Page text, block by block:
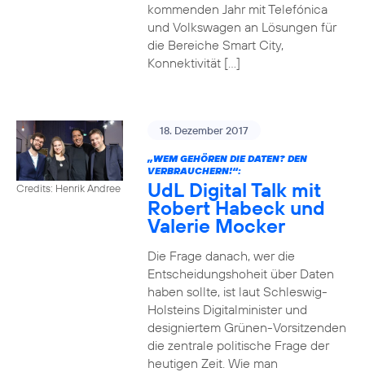
kommenden Jahr mit Telefónica
und Volkswagen an Lösungen für
die Bereiche Smart City,
Konnektivität […]
Credits: Henrik Andree
18. Dezember 2017
„WEM GEHÖREN DIE DATEN? DEN
VERBRAUCHERN!“:
UdL Digital Talk mit
Robert Habeck und
Valerie Mocker
Die Frage danach, wer die
Entscheidungshoheit über Daten
haben sollte, ist laut Schleswig-
Holsteins Digitalminister und
designiertem Grünen-Vorsitzenden
die zentrale politische Frage der
heutigen Zeit. Wie man